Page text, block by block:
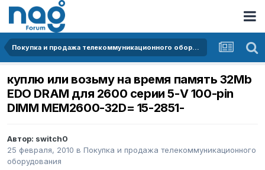
Покупка и продажа телекоммуникационного оборудования
куплю или возьму на время память 32Mb
EDO DRAM для 2600 серии 5-V 100-pin
DIMM MEM2600-32D= 15-2851-
Автор: switch0
25 февраля, 2010 в Покупка и продажа телекоммуникационного
оборудования